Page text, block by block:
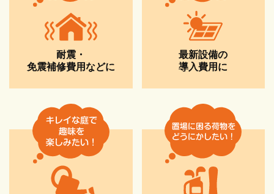
耐震・
免震補修費用などに
最新設備の
導入費用に